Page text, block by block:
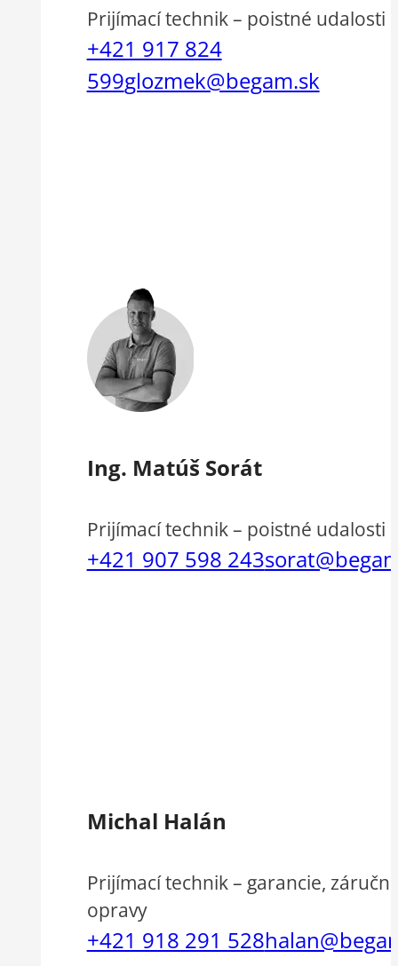
Prijímací technik – poistné udalosti
+421 917 824
599glozmek@begam.sk
Ing. Matúš Sorát
Prijímací technik – poistné udalosti
+421 907 598 243
Michal Halán
Prijímací technik – garancie,
opravy
+421 918 291 528